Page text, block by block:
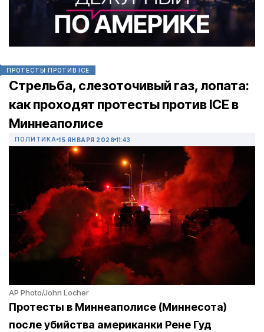
ПРОТЕСТЫ ПРОТИВ ICE
Стрельба, слезоточивый газ, лопата:
как проходят протесты против ICE в
Миннеаполисе
ПОЛИТИКА 15 ЯНВАРЯ 2026 11:43
AP Photo/John Locher
Протесты в Миннеаполисе (Миннесота)
после убийства американки Рене Гуд